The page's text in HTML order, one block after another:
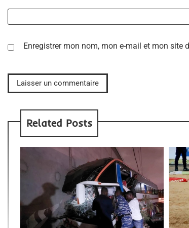
Enregistrer mon nom, mon e-mail et mon
Related Posts